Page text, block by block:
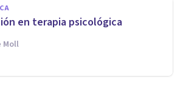
en terapia psicológica
Moll